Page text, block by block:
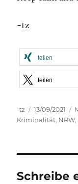
-tz
teilen
teilen
Autor
-tz
Veröffentlicht
am
13/09/2021
Kriminalität, NRW,
Schreibe